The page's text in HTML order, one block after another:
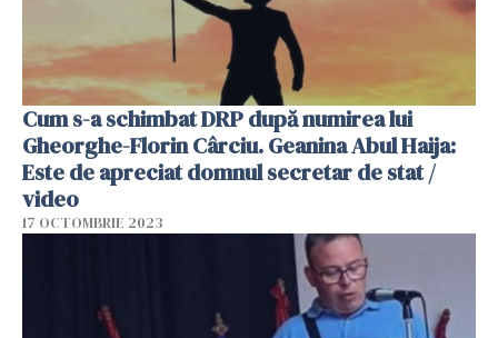
Cum s-a schimbat DRP după numirea lui
Gheorghe-Florin Cârciu. Geanina Abul Haija:
Este de apreciat domnul secretar de stat /
video
17 OCTOMBRIE 2023